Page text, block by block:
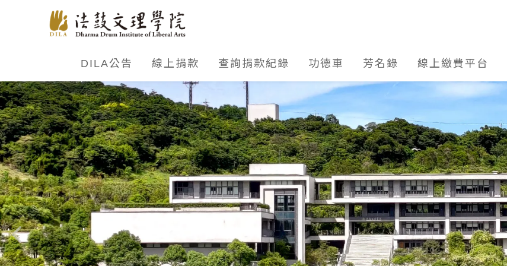
DILA公告 線上捐款 查詢捐款紀錄 功德車 芳名錄 線上繳費平台
形象網站